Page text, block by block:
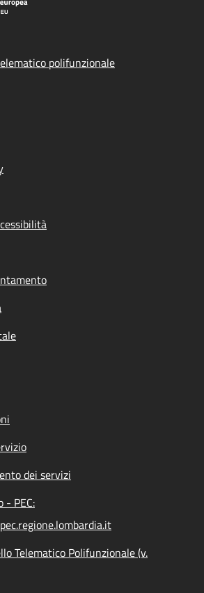
polifunzionale
dei servizi
- PEC:
Telematico Polifunzionale (v.